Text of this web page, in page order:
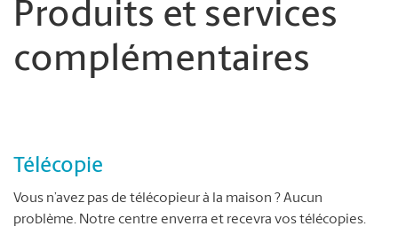
Produits et services
complémentaires
Télécopie
Vous n’avez pas de télécopieur à la maison ? Aucun
problème. Notre centre enverra et recevra vos télécopies.